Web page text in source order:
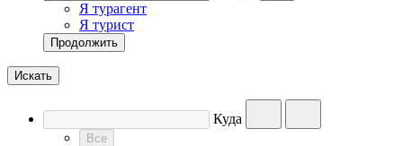
Я турагент
Я турист
Продолжить
Искать
Куда
Все